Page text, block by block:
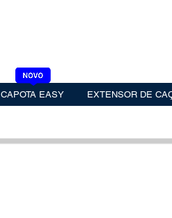
CAPOTA EASY EXTENSOR DE